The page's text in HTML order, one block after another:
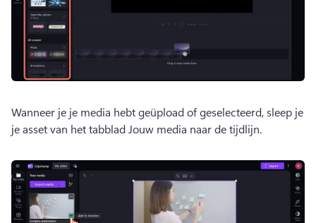
Wanneer je je media hebt geüpload of geselecteerd, sleep je
je asset van het tabblad Jouw media naar de tijdlijn.